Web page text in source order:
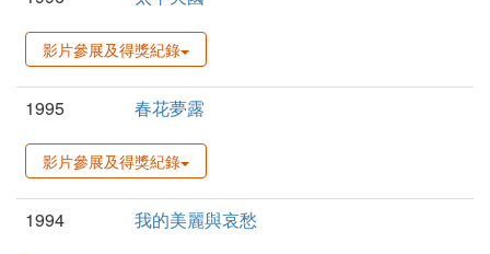
影片參展及得獎紀錄
1995 春花夢露
影片參展及得獎紀錄
1994 我的美麗與哀愁